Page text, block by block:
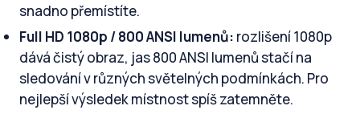
snadno přemístíte.
Full HD 1080p / 800 ANSI lumenů: rozlišení 1080p
dává čistý obraz, jas 800 ANSI lumenů stačí na
sledování v různých světelných podmínkách. Pro
nejlepší výsledek místnost spíš zatemněte.